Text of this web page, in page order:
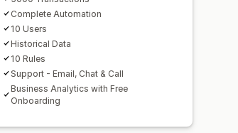
Complete Automation
10 Users
Historical Data
10 Rules
Support - Email, Chat & Call
Business Analytics with Free
Onboarding